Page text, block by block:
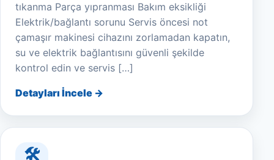
tıkanma Parça yıpranması Bakım eksikliği
Elektrik/bağlantı sorunu Servis öncesi not
çamaşır makinesi cihazını zorlamadan kapatın,
su ve elektrik bağlantısını güvenli şekilde
kontrol edin ve servis […]
Detayları İncele →